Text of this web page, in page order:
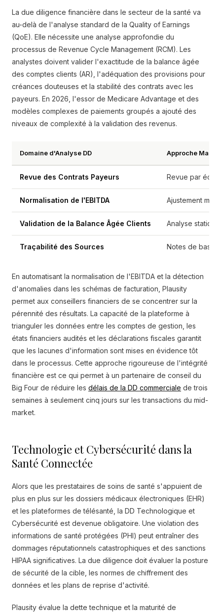
La due diligence financière dans le secteur de la santé va
au-delà de l'analyse standard de la Quality of Earnings
(QoE). Elle nécessite une analyse approfondie du
processus de Revenue Cycle Management (RCM). Les
analystes doivent valider l'exactitude de la balance âgée
des comptes clients (AR), l'adéquation des provisions pour
créances douteuses et la stabilité des contrats avec les
payeurs. En 2026, l'essor de Medicare Advantage et des
modèles complexes de paiements groupés a ajouté des
niveaux de complexité à la validation des revenus.
Domaine d'Analyse DD Approche
Revue des Contrats Payeurs Revue par
Normalisation de l'EBITDA Ajustement
Validation de la Balance Âgée Clients Analyse
Traçabilité des Sources Notes de bas
En automatisant la normalisation de l'EBITDA et la détection
d'anomalies dans les schémas de facturation, Plausity
permet aux conseillers financiers de se concentrer sur la
pérennité des résultats. La capacité de la plateforme à
trianguler les données entre les comptes de gestion, les
états financiers audités et les déclarations fiscales garantit
que les lacunes d'information sont mises en évidence tôt
dans le processus. Cette approche rigoureuse de l'intégrité
financière est ce qui permet à un partenaire de conseil du
Big Four de réduire les délais de la DD commerciale de trois
semaines à seulement cinq jours sur les transactions du mid-
market.
Technologie et Cybersécurité dans la
Santé Connectée
Alors que les prestataires de soins de santé s'appuient de
plus en plus sur les dossiers médicaux électroniques (EHR)
et les plateformes de télésanté, la DD Technologique et
Cybersécurité est devenue obligatoire. Une violation des
informations de santé protégées (PHI) peut entraîner des
dommages réputationnels catastrophiques et des sanctions
HIPAA significatives. La due diligence doit évaluer la posture
de sécurité de la cible, les normes de chiffrement des
données et les plans de reprise d'activité.
Plausity évalue la dette technique et la maturité de